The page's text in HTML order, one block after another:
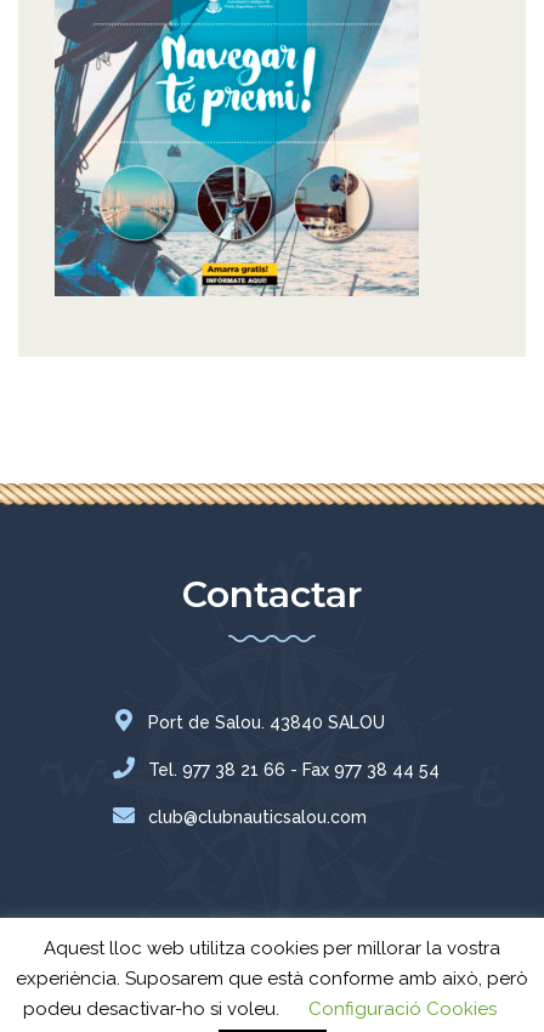
Contactar
Port de Salou. 43840 SALOU
Tel. 977 38 21 66 - Fax 977 38 44 54
club@clubnauticsalou.com
Aquest lloc web utilitza cookies per millorar la vostra
experiència. Suposarem que està conforme amb això, però
podeu desactivar-ho si voleu.
Configuració Cookies